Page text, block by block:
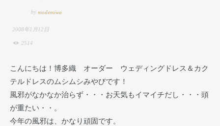
by modemiwa
2008年1月12日
2514
こんにちは！博多織 オーダー ウェディングドレス＆カク
テルドレスのムシムシみやびです！
風邪がなかなか治らず・・・お天気もイマイチだし・・・頭
が重たい・・。
今年の風邪は、かなり頑固です。